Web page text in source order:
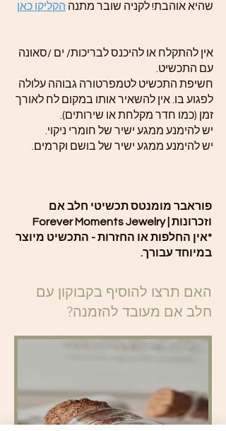
שהיא אוהבת! לקניה שובר מתנה הקליקו כאן
אין להתקלח או להיכנס לבריכות/ ים /סאונה
עם התכשיט.
חשיפת התכשיט לטמפרטורה גבוהה עלולה
לפגוע בו. אין להשאיר אותו במקום לח לאורך
זמן (כמו חדר מקלחת או שירותים).
יש להימנע ממגע ישיר של חומרי ניקוי.
יש להימנע ממגע ישיר של בושם וקרמים.
פוראבר מומנטס תכשיטי חלב אם
וזכרונות | Forever Moments Jewelry
*אין החלפות או החזרות - התכשיט מיוצר
במיוחד עבורך.
האם תרצו להוסיף בקבוקון עם
חלב אם מעובד להזמנה?